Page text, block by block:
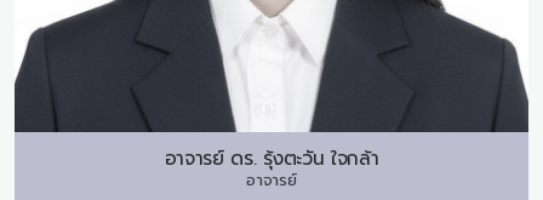
อาจารย์ ดร. รุ้งตะวัน ใจกล้า
อาจารย์